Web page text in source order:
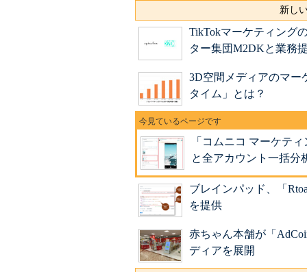
新し
TikTokマーケティング
ター集団M2DKと業務
3D空間メディアのマー
タイム」とは？
「コムニコ マーケテ
と全アカウント一括分
ブレインパッド、「
を提供
赤ちゃん本舗が「
ディアを展開